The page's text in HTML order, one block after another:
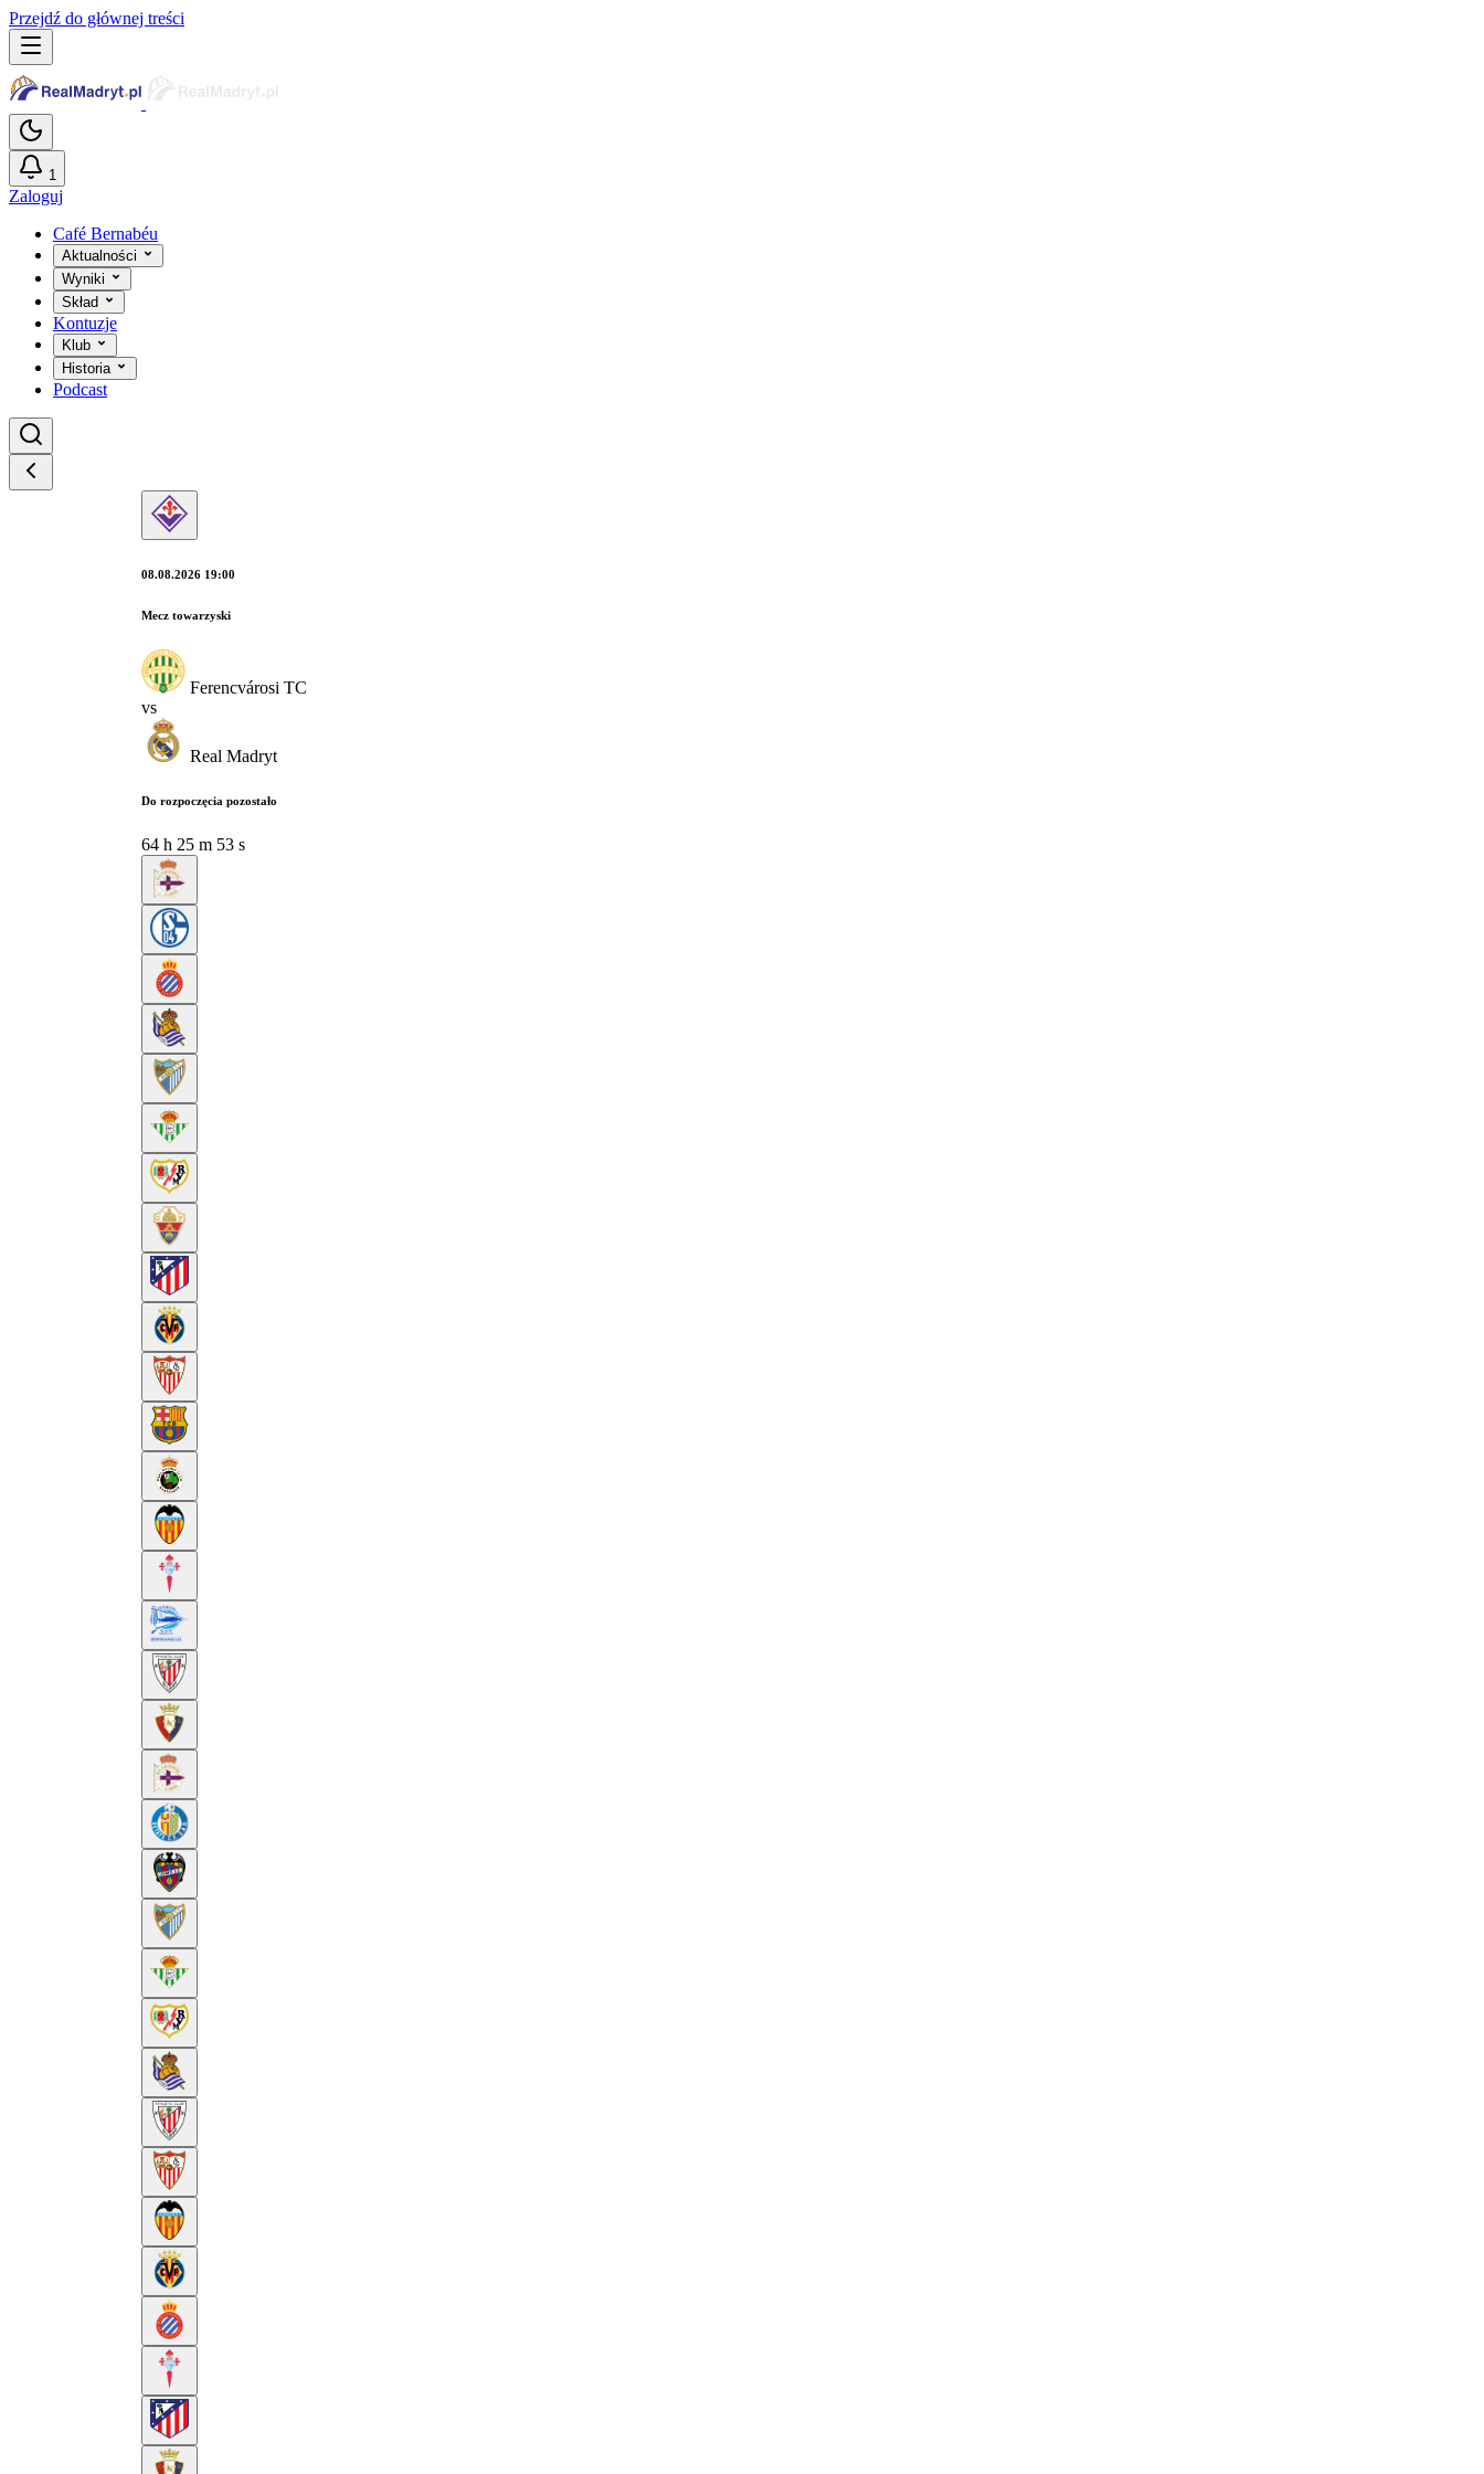
Przejdź do głównej treści
1
Zaloguj
Café Bernabéu
Aktualności
Wyniki
Skład
Kontuzje
Klub
Historia
Podcast
08.08.2026 19:00
Mecz towarzyski
Ferencvárosi TC
vs
Real Madryt
Do rozpoczęcia pozostało
64 h 25 m 51 s